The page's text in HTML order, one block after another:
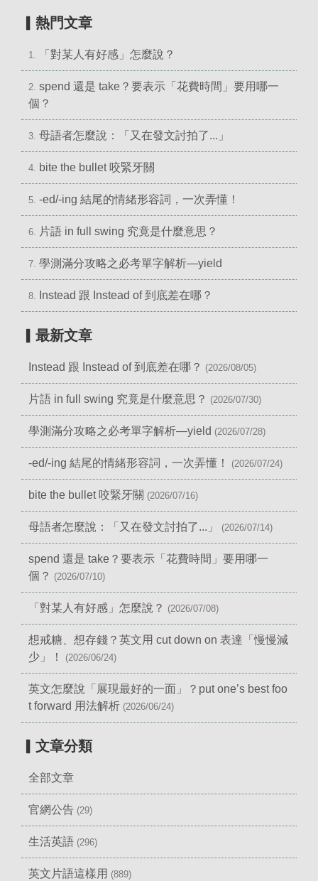
▎熱門文章
1. 「對某人有好感」怎麼說？
2. spend 還是 take？要表示「花費時間」要用哪一
個？
3. 母語者怎麼說：「又在發文討拍了...」
4. bite the bullet 咬緊牙關
5. -ed/-ing 結尾的情緒形容詞，一次弄懂！
6. 片語 in full swing 究竟是什麼意思？
7. 學測滿分攻略之必考單字解析—yield
8. Instead 跟 Instead of 到底差在哪？
▎最新文章
Instead 跟 Instead of 到底差在哪？ (2026/08/05)
片語 in full swing 究竟是什麼意思？ (2026/07/30)
學測滿分攻略之必考單字解析—yield (2026/07/28)
-ed/-ing 結尾的情緒形容詞，一次弄懂！ (2026/07/24)
bite the bullet 咬緊牙關 (2026/07/16)
母語者怎麼說：「又在發文討拍了...」 (2026/07/14)
spend 還是 take？要表示「花費時間」要用哪一
個？ (2026/07/10)
「對某人有好感」怎麼說？ (2026/07/08)
想戒糖、想存錢？英文用 cut down on 表達「慢慢減
少」！
(2026/06/24)
英文怎麼說「展現最好的一面」？put one’s best foo
t forward 用法解析 (2026/06/24)
▎文章分類
全部文章
官網公告 (29)
生活英語 (296)
英文片語這樣用 (889)